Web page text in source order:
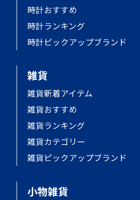
時計おすすめ
時計ランキング
時計ピックアップブランド
雑貨
雑貨新着アイテム
雑貨おすすめ
雑貨ランキング
雑貨カテゴリー
雑貨ピックアップブランド
小物雑貨